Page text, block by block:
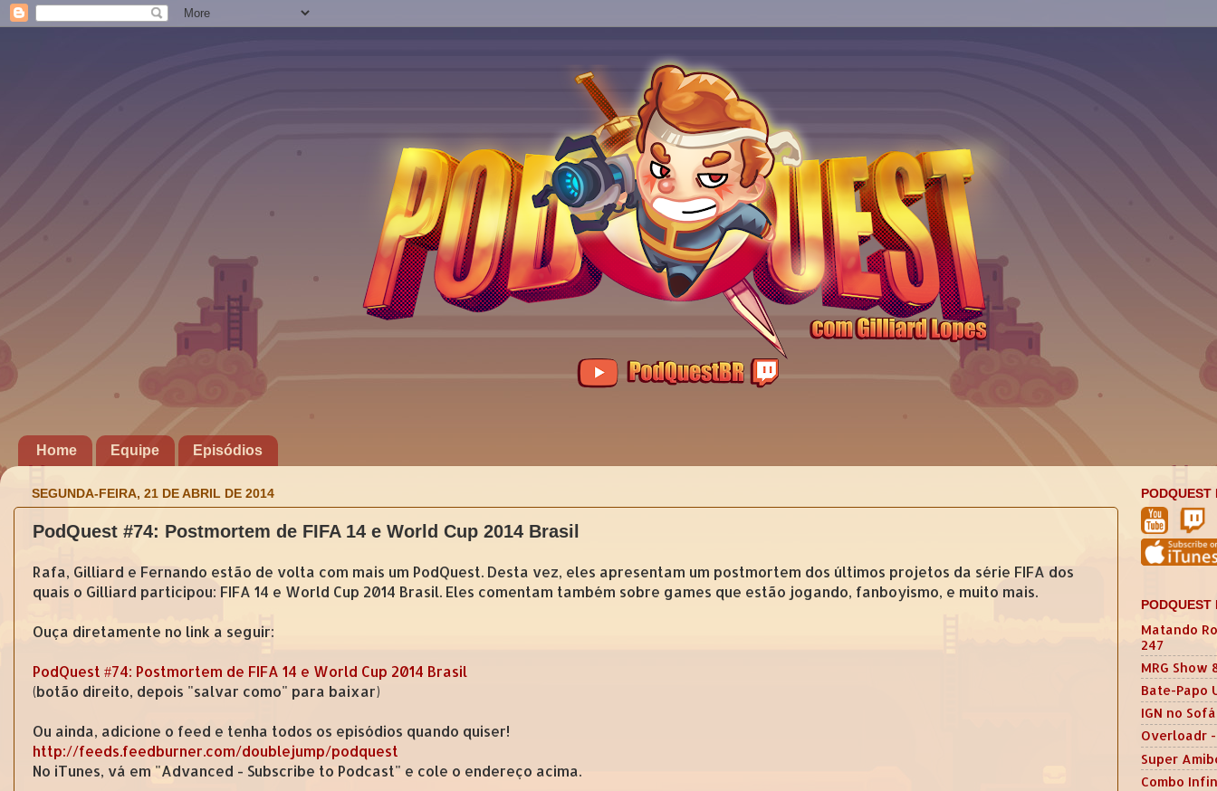
Home Equipe Episódios
SEGUNDA-FEIRA, 21 DE ABRIL DE 2014
PodQuest #74: Postmortem de FIFA 14 e World Cup 2014 Brasil
Rafa, Gilliard e Fernando estão de volta com mais um PodQuest. Desta vez, eles apresentam um postmortem dos últimos projetos da série FIFA dos
quais o Gilliard participou: FIFA 14 e World Cup 2014 Brasil. Eles comentam também sobre games que estão jogando, fanboyismo, e muito mais.
Ouça diretamente no link a seguir:
PodQuest #74: Postmortem de FIFA 14 e World Cup 2014 Brasil
(botão direito, depois "salvar como" para baixar)
Ou ainda, adicione o feed e tenha todos os episódios quando quiser!
http://feeds.feedburner.com/doublejump/podquest
No iTunes, vá em "Advanced - Subscribe to Podcast" e cole o endereço acima.
PODQUEST
PODQUEST
Matando
247
MRG Show
Bate-Papo
IGN no Sofá
Overloadr
Super
Combo